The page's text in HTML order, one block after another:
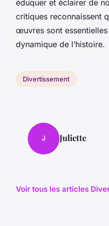
éduquer et éclairer de
critiques reconnaissent
œuvres sont
dynamique de l’histoire.
Divertissement
J Juliette
Voir tous les articles